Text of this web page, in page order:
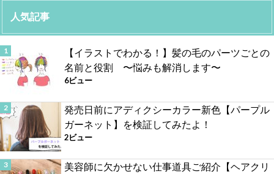
人気記事
【イラストでわかる！】髪の毛のパーツごとの
名前と役割 〜悩みも解消します〜
6ビュー
発売日前にアディクシーカラー新色【パープル
ガーネット】を検証してみたよ！
2ビュー
美容師に欠かせない仕事道具ご紹介【ヘアクリ